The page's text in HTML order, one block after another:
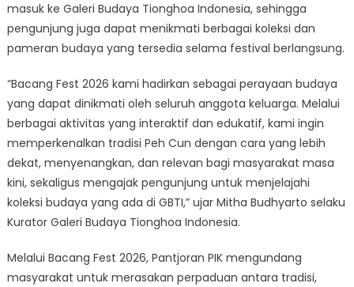
masuk ke Galeri Budaya Tionghoa Indonesia, sehingga
pengunjung juga dapat menikmati berbagai koleksi dan
pameran budaya yang tersedia selama festival berlangsung.
“Bacang Fest 2026 kami hadirkan sebagai perayaan budaya
yang dapat dinikmati oleh seluruh anggota keluarga. Melalui
berbagai aktivitas yang interaktif dan edukatif, kami ingin
memperkenalkan tradisi Peh Cun dengan cara yang lebih
dekat, menyenangkan, dan relevan bagi masyarakat masa
kini, sekaligus mengajak pengunjung untuk menjelajahi
koleksi budaya yang ada di GBTI,” ujar Mitha Budhyarto selaku
Kurator Galeri Budaya Tionghoa Indonesia.
Melalui Bacang Fest 2026, Pantjoran PIK mengundang
masyarakat untuk merasakan perpaduan antara tradisi,